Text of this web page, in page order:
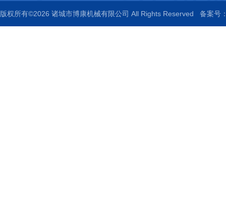
版权所有©2026 诸城市博康机械有限公司 All Rights Reserved 备案号